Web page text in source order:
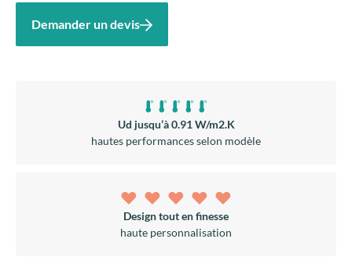
Demander un devis
Ud jusqu’à 0.91 W/m2.K
hautes performances selon modèle
Design tout en finesse
haute personnalisation